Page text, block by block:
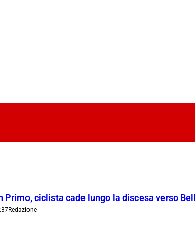
Primo, ciclista cade lungo la discesa verso
Redazione